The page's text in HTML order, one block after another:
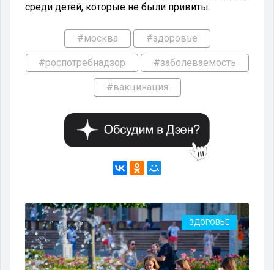
среди детей, которые не были привиты.
#москва #здоровье
#роспотребнадзор #заболеваемость
#вакцинация
ЗДОРОВЬЕ